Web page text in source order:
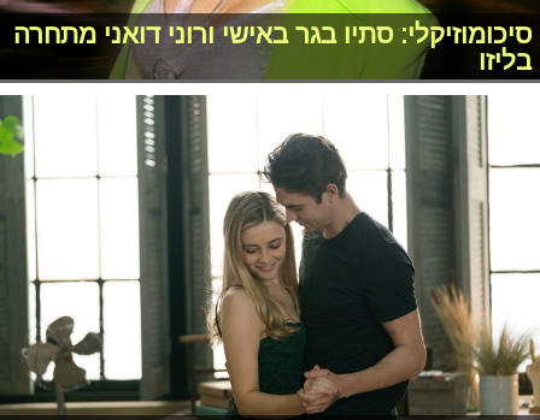
סיכומוזיקלי: סתיו בגר באישי ורוני דואני מתחרה
בליזו